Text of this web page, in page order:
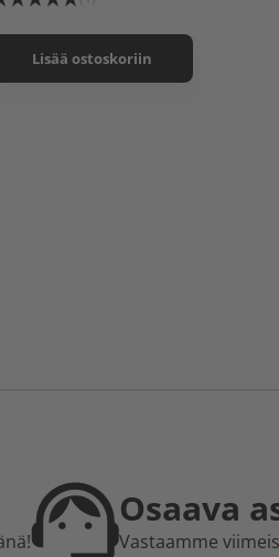
Lisää ostoskoriin
Osaava
Vastaamme